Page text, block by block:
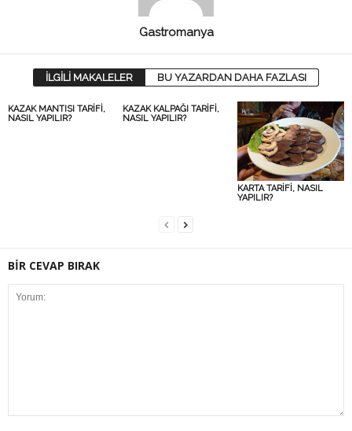
Gastromanya
İLGİLİ MAKALELER BU YAZARDAN DAHA FAZLASI
KAZAK MANTISI TARİFİ,
NASIL YAPILIR?
KAZAK KALPAĞI TARİFİ,
NASIL YAPILIR?
KARTA TARİFİ, NASIL
YAPILIR?
BİR CEVAP BIRAK